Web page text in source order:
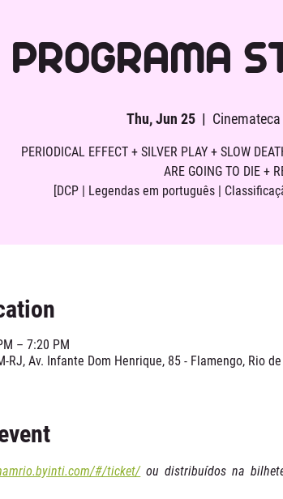
PROGRAMA
Thu, Jun 25
  |
PERIODICAL EFFECT + SILVER PLAY + SLOW
ARE GOING TO DIE +
[DCP | Legendas em português |
– 7:20 PM
RJ, Av. Infante Dom Henrique, 85 - Flamengo, Rio
#/ticket/ ou distribuídos na